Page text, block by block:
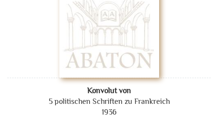
Konvolut von
5 politischen Schriften zu Frankreich
1936